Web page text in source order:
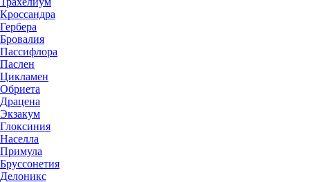
Кроссандра
Гербера
Бровалия
Пассифлора
Паслен
Цикламен
Обриета
Драцена
Экзакум
Глоксиния
Населла
Примула
Бруссонетия
Делоникс